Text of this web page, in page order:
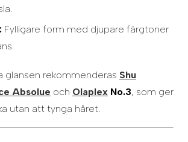
Fylligare form med djupare färgtoner
glansen rekommenderas Shu
Absolue och Olaplex No.3, som ger
utan att tynga håret.